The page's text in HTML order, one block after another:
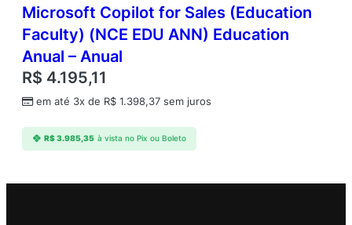
Microsoft Copilot for Sales (Education
Faculty) (NCE EDU ANN) Education
Anual – Anual
R$ 4.195,11
em até 3x de R$ 1.398,37 sem juros
R$3.985,35 à vista no Pix ou Boleto